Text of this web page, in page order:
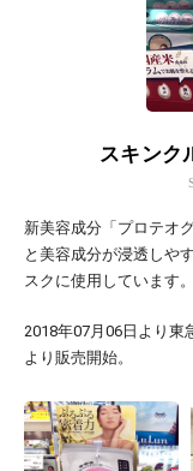
スキンク
新美容成分「プロテオ
と美容成分が浸透しや
スクに使用しています。
2018年07月06日より東
より販売開始。